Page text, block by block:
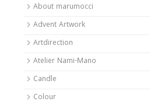
About marumocci
Advent Artwork
Artdirection
Atelier Nami-Mano
Candle
Colour